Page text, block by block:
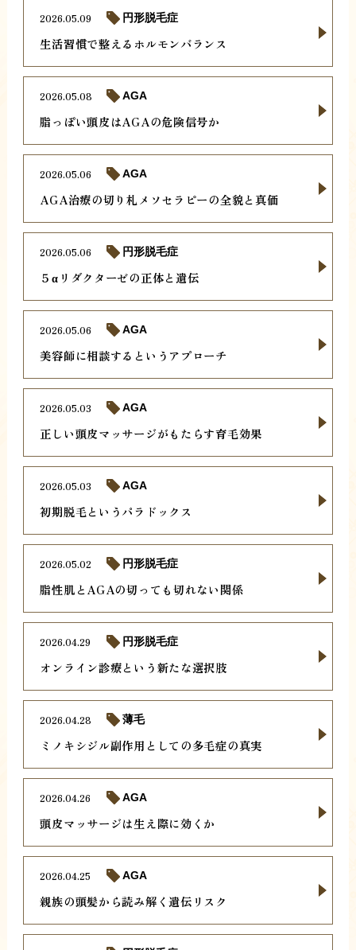
生活習慣で整えるホルモンバランス
2026.05.09 円形脱毛症
脂っぽい頭皮はAGAの危険信号か
2026.05.08 AGA
AGA治療の切り札メソセラピーの全貌と真価
2026.05.06 AGA
５αリダクターゼの正体と遺伝
2026.05.06 円形脱毛症
美容師に相談するというアプローチ
2026.05.06 AGA
正しい頭皮マッサージがもたらす育毛効果
2026.05.03 AGA
初期脱毛というパラドックス
2026.05.03 AGA
脂性肌とAGAの切っても切れない関係
2026.05.02 円形脱毛症
オンライン診療という新たな選択肢
2026.04.29 円形脱毛症
ミノキシジル副作用としての多毛症の真実
2026.04.28 薄毛
頭皮マッサージは生え際に効くか
2026.04.26 AGA
親族の頭髪から読み解く遺伝リスク
2026.04.25 AGA